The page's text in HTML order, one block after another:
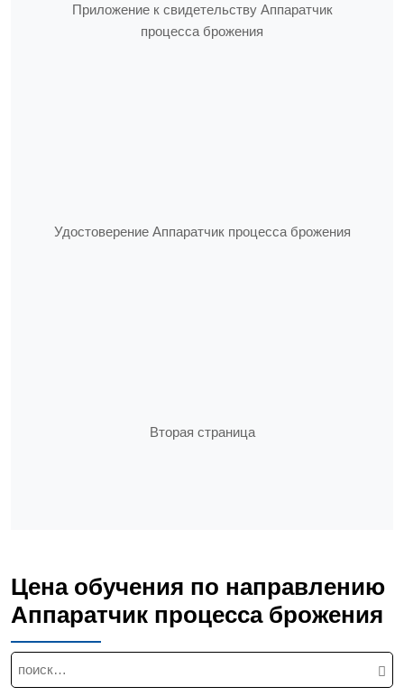
Приложение к свидетельству Аппаратчик
процесса брожения
Удостоверение Аппаратчик процесса брожения
Вторая страница
Цена обучения по направлению
Аппаратчик процесса брожения
Н
а